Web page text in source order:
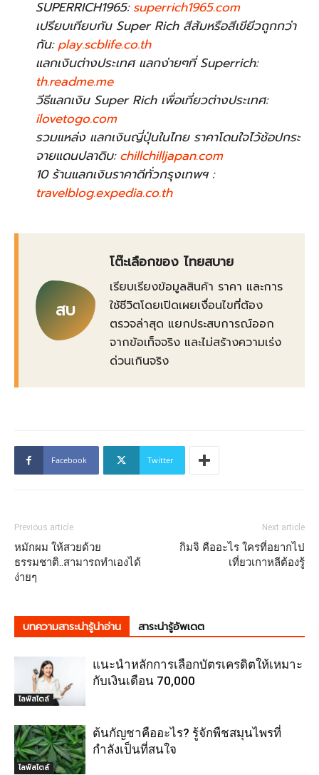
SUPERRICH1965:superrich1965.com
เปรียบเทียบกัน Super Rich สีส้มหรือสีเขียีวถูกกว่า
กัน:play.scblife.co.th
แลกเงินต่างประเทศ แลกง่ายๆที่ Superrich:
th.readme.me
วีธีแลกเงิน Super Rich เพื่อเที่ยวต่างประเทศ:
ilovetogo.com
รวมแหล่ง แลกเงินญี่ปุ่นในไทย ราคาโดนใจไว้ช้อปกระ
จายแดนปลาดิบ:chillchilljapan.com
10 ร้านแลกเงินราคาดีทั่วกรุงเทพฯ :
travelblog.expedia.co.th
สบ
โต๊ะเลือกของ ไทยสบาย
เรียบเรียงข้อมูลสินค้า ราคา และการ
ใช้ชีวิตโดยเปิดเผยเงื่อนไขที่ต้อง
ตรวจล่าสุด แยกประสบการณ์ออก
จากข้อเท็จจริง และไม่สร้างความเร่ง
ด่วนเกินจริง
Facebook Twitter
Previous article
หมักผม ให้สวยด้วย
ธรรมชาติ..สามารถทำเองได้
ง่ายๆ
Next article
กิมจิ คืออะไร ใครที่อยากไป
เที่ยวเกาหลีต้องรู้
บทความสาระน่ารู้น่าอ่าน สาระน่ารู้อัพเดต
ไลฟ์สไตล์
แนะนำหลักการเลือกบัตรเครดิตให้เหมาะ
กับเงินเดือน 70,000
ไลฟ์สไตล์
ต้นกัญชาคืออะไร? รู้จักพืชสมุนไพรที่
กำลังเป็นที่สนใจ